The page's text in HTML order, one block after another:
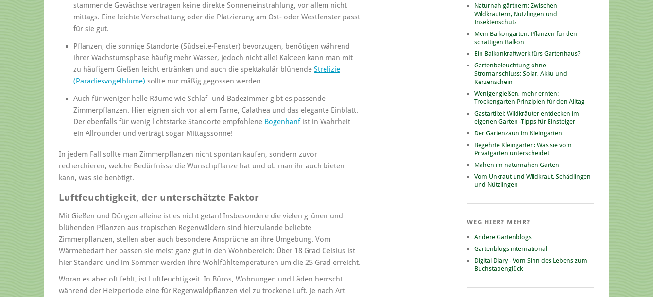
stammende Gewächse vertragen keine direkte Sonneneinstrahlung, vor allem nicht
mittags. Eine leichte Verschattung oder die Platzierung am Ost- oder Westfenster passt
für sie gut.
Pflanzen, die sonnige Standorte (Südseite-Fenster) bevorzugen, benötigen während
ihrer Wachstumsphase häufig mehr Wasser, jedoch nicht alle! Kakteen kann man mit
zu häufigem Gießen leicht ertränken und auch die spektakulär blühende Strelizie
(Paradiesvogelblume) sollte nur mäßig gegossen werden.
Auch für weniger helle Räume wie Schlaf- und Badezimmer gibt es passende
Zimmerpflanzen. Hier eignen sich vor allem Farne, Calathea und das elegante Einblatt.
Der ebenfalls für wenig lichtstarke Standorte empfohlene Bogenhanfist in Wahrheit
ein Allrounder und verträgt sogar Mittagssonne!
In jedem Fall sollte man Zimmerpflanzen nicht spontan kaufen, sondern zuvor
recherchieren, welche Bedürfnisse die Wunschpflanze hat und ob man ihr auch bieten
kann, was sie benötigt.
Luftfeuchtigkeit, der unterschätzte Faktor
Mit Gießen und Düngen alleine ist es nicht getan! Insbesondere die vielen grünen und
blühenden Pflanzen aus tropischen Regenwäldern sind hierzulande beliebte
Zimmerpflanzen, stellen aber auch besondere Ansprüche an ihre Umgebung. Vom
Wärmebedarf her passen sie meist ganz gut in den Wohnbereich: Über 18 Grad Celsius ist
hier Standard und im Sommer werden ihre Wohlfühltemperaturen um die 25 Grad erreicht.
Woran es aber oft fehlt, ist Luftfeuchtigkeit. In Büros, Wohnungen und Läden herrscht
während der Heizperiode eine für Regenwaldpflanzen viel zu trockene Luft. Je nach Art
Naturnah gärtnern: Zwischen
Wildkräutern, Nützlingen und
Insektenschutz
Mein Balkongarten: Pflanzen für den
schattigen Balkon
Ein Balkonkraftwerk fürs Gartenhaus?
Gartenbeleuchtung ohne
Stromanschluss: Solar, Akku und
Kerzenschein
Weniger gießen, mehr ernten:
Trockengarten-Prinzipien für den Alltag
Gastartikel: Wildkräuter entdecken im
eigenen Garten -Tipps für Einsteiger
Der Gartenzaun im Kleingarten
Begehrte Kleingärten: Was sie vom
Privatgarten unterscheidet
Mähen im naturnahen Garten
Vom Unkraut und Wildkraut, Schädlingen
und Nützlingen
WEG HIER? MEHR?
Andere Gartenblogs
Gartenblogs international
Digital Diary - Vom Sinn des Lebens zum
Buchstabenglück